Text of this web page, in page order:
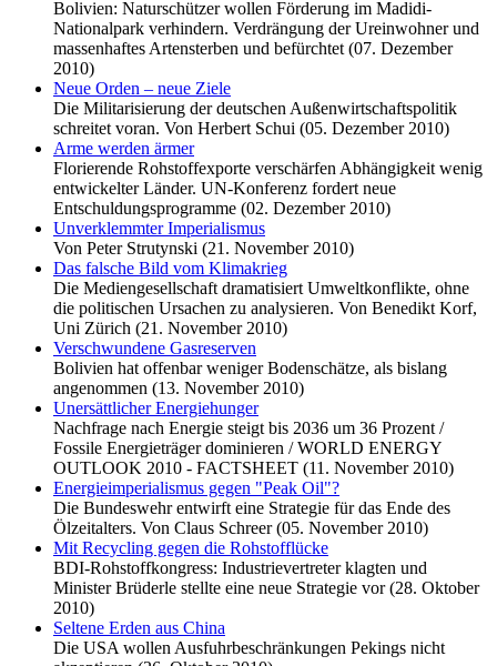
Bolivien: Naturschützer wollen Förderung im Madidi-
Nationalpark verhindern. Verdrängung der Ureinwohner und
massenhaftes Artensterben und befürchtet (07. Dezember
2010)
Neue Orden – neue Ziele
Die Militarisierung der deutschen Außenwirtschaftspolitik
schreitet voran. Von Herbert Schui (05. Dezember 2010)
Arme werden ärmer
Florierende Rohstoffexporte verschärfen Abhängigkeit wenig
entwickelter Länder. UN-Konferenz fordert neue
Entschuldungsprogramme (02. Dezember 2010)
Unverklemmter Imperialismus
Von Peter Strutynski (21. November 2010)
Das falsche Bild vom Klimakrieg
Die Mediengesellschaft dramatisiert Umweltkonflikte, ohne
die politischen Ursachen zu analysieren. Von Benedikt Korf,
Uni Zürich (21. November 2010)
Verschwundene Gasreserven
Bolivien hat offenbar weniger Bodenschätze, als bislang
angenommen (13. November 2010)
Unersättlicher Energiehunger
Nachfrage nach Energie steigt bis 2036 um 36 Prozent /
Fossile Energieträger dominieren / WORLD ENERGY
OUTLOOK 2010 - FACTSHEET (11. November 2010)
Energieimperialismus gegen "Peak Oil"?
Die Bundeswehr entwirft eine Strategie für das Ende des
Ölzeitalters. Von Claus Schreer (05. November 2010)
Mit Recycling gegen die Rohstofflücke
BDI-Rohstoffkongress: Industrievertreter klagten und
Minister Brüderle stellte eine neue Strategie vor (28. Oktober
2010)
Seltene Erden aus China
Die USA wollen Ausfuhrbeschränkungen Pekings nicht